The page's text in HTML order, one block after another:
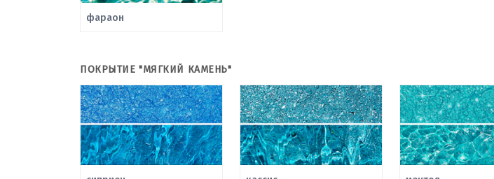
фараон
ПОКРЫТИЕ "МЯГКИЙ КАМЕНЬ"